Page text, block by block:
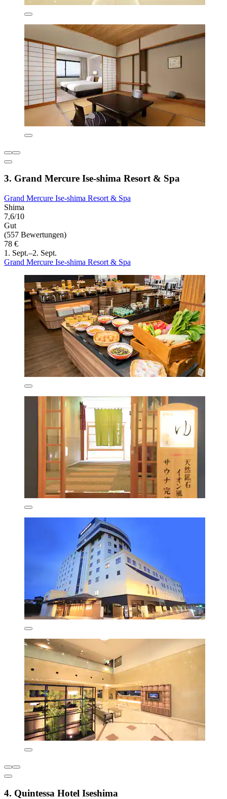
3. Grand Mercure Ise-shima Resort & Spa
Grand Mercure Ise-shima Resort & Spa
Shima
7,6/10
Gut
(557 Bewertungen)
78 €
1. Sept.–2. Sept.
Grand Mercure Ise-shima Resort & Spa
4. Quintessa Hotel Iseshima